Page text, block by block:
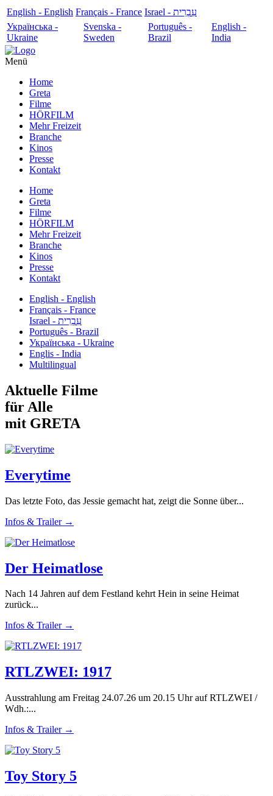
English - English Français - France
עִבְרִית - Israel
Українська -
Ukraine
Svenska -
Sweden
Português -
Brazil
English -
India
Menü
Home
Greta
Filme
HÖRFILM
Mehr Freizeit
Branche
Kinos
Presse
Kontakt
Home
Greta
Filme
HÖRFILM
Mehr Freizeit
Branche
Kinos
Presse
Kontakt
English - English
Français - France
עִבְרִית - Israel
Português - Brazil
Українська - Ukraine
Englis - India
Multilingual
Aktuelle Filme
für Alle
mit GRETA
Everytime
Das letzte Foto, das Jessie gemacht hat, zeigt die Sonne über...
Infos & Trailer →
Der Heimatlose
Nach 14 Jahren auf dem Festland kehrt Hein in seine Heimat
zurück...
Infos & Trailer →
RTLZWEI: 1917
Ausstrahlung am Freitag 24.07.26 um 20.15 Uhr auf RTLZWEI /
Wdh.:...
Infos & Trailer →
Toy Story 5